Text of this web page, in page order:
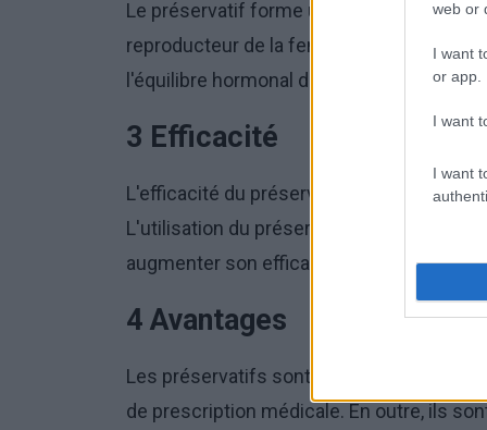
web or
I want
or app.
I want
I want
Le préservatif forme une barrière qui
reproducteur de la femme. Il s'agit d'une
l'équilibre hormonal de la femme ou de
3 Efficacité
L'efficacité du préservatif dans la
L'utilisation du préservatif en
augmenter son efficacité.
4 Avantages
Les préservatifs sont facilement
de prescription médicale. En outre, ils